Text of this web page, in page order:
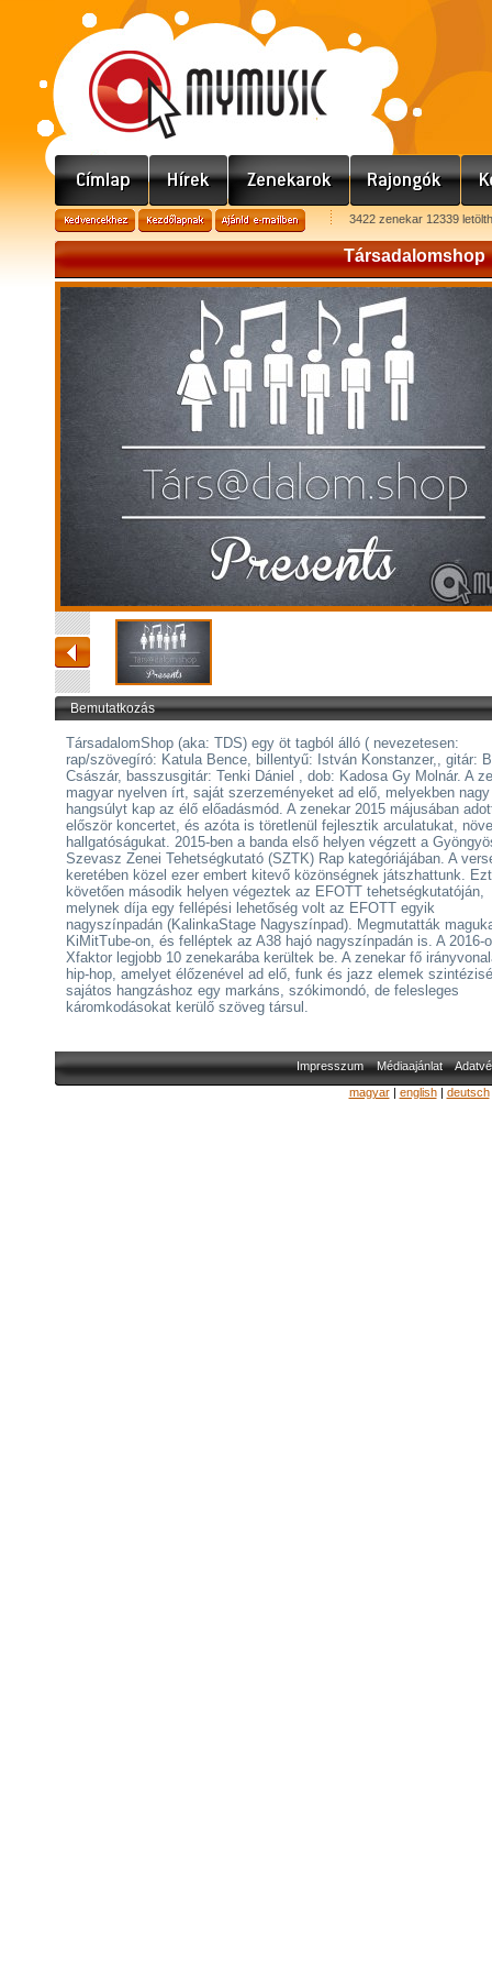
3422 zenekar 12339
Társadalomshop
Bemutatkozás
TársadalomShop (aka: TDS) egy öt tagból álló ( nevezetesen:
rap/szövegíró: Katula Bence, billentyű: István Konstanzer,, gitár:
Császár, basszusgitár: Tenki Dániel , dob: Kadosa Gy Molnár. A
magyar nyelven írt, saját szerzeményeket ad elő, melyekben nagy
hangsúlyt kap az élő előadásmód. A zenekar 2015 májusában
először koncertet, és azóta is töretlenül fejlesztik arculatukat,
hallgatóságukat. 2015-ben a banda első helyen végzett a
Szevasz Zenei Tehetségkutató (SZTK) Rap kategóriájában. A
keretében közel ezer embert kitevő közönségnek játszhattunk. Ezt
követően második helyen végeztek az EFOTT tehetségkutatóján,
melynek díja egy fellépési lehetőség volt az EFOTT egyik
nagyszínpadán (KalinkaStage Nagyszínpad). Megmutatták
KiMitTube-on, és felléptek az A38 hajó nagyszínpadán is. A 2016-
Xfaktor legjobb 10 zenekarába kerültek be. A zenekar fő
hip-hop, amelyet élőzenével ad elő, funk és jazz elemek
sajátos hangzáshoz egy markáns, szókimondó, de felesleges
káromkodásokat kerülő szöveg társul.
Impresszum Médiaajánlat
magyar| english| deutsch